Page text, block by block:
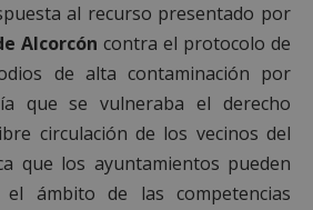
al recurso presentado por
Alcorcón contra el protocolo de
de alta contaminación por
que se vulneraba el derecho
circulación de los vecinos del
que los ayuntamientos pueden
el ámbito de las competencias